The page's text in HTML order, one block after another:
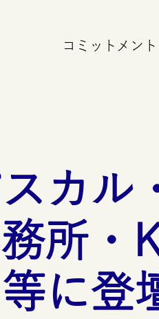
コミットメント
カル
所・
に登